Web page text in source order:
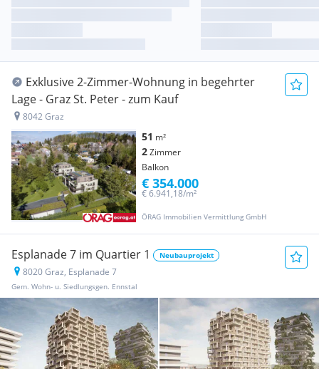
Exklusive 2-Zimmer-Wohnung in begehrter
Lage - Graz St. Peter - zum Kauf
8042 Graz
51 m²
2Zimmer
Balkon
ÖRAG Immobilien Vermittlung GmbH
€ 6.941,18/m²
€ 354.000
Esplanade 7 im Quartier 1 Neubauprojekt
8020 Graz, Esplanade 7
Gem. Wohn- u. Siedlungsgen. Ennstal